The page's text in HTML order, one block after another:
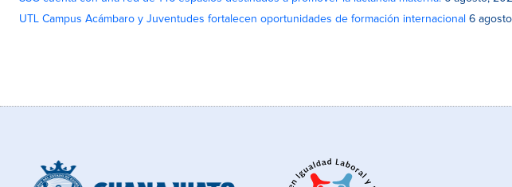
UTL Campus Acámbaro y Juventudes fortalecen oportunidades de formación internacional 6